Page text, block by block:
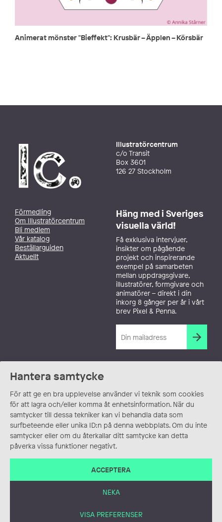
Hantera samtycke
För att ge en bra upplevelse använder vi teknik som cookies
för att lagra och/eller komma åt enhetsinformation. När du
samtycker till dessa tekniker kan vi behandla data som
surfbeteende eller unika ID:n på denna webbplats. Om du inte
samtycker eller om du återkallar ditt samtycke kan detta
påverka vissa funktioner negativt.
ACCEPTERA
NEKA
VISA PREFERENSER
Animerat mönster "Bieffekt": Krusbär – Äpplen – Körsbär
Illustratörcentrum
c/o Transit
Box 3601
126 27 Stockholm
Förmedling
Om Illustratörcentrum
Bli medlem
Vår katalog
Beställarguiden
Aktuellt
Häng med i Sveriges
visuella värld!
Få exklusiva intervjuer,
insikter om pågående
projekt och inspirerande
exempel på samarbeten
mellan uppdragsgivare,
illustratörer, formgivare och
animatörer – direkt i din
inkorg 8 gånger per år i vårt
brev Pixel & Penna.